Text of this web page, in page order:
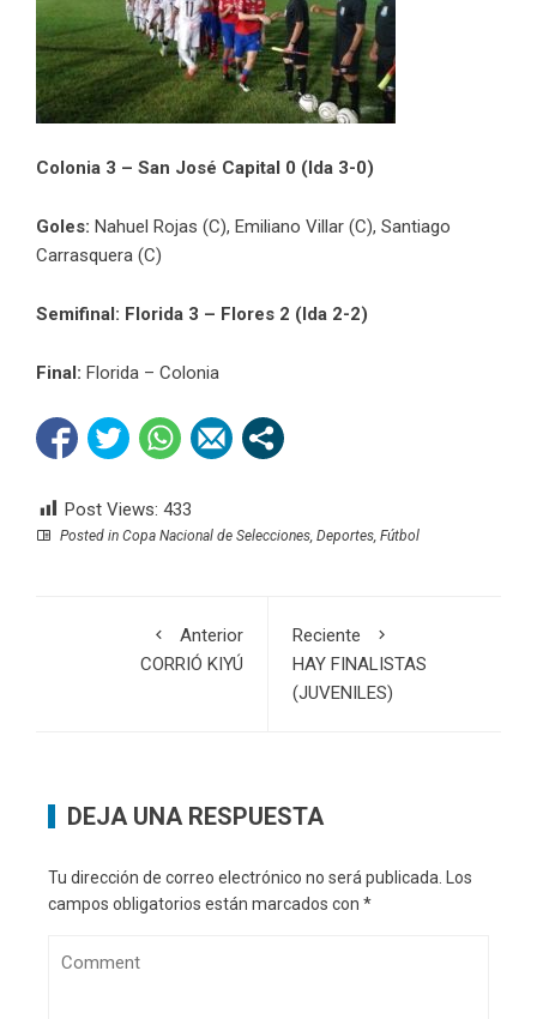
Colonia 3 – San José Capital 0 (Ida 3-0)
Goles: Nahuel Rojas (C), Emiliano Villar (C), Santiago
Carrasquera (C)
Semifinal: Florida 3 – Flores 2 (Ida 2-2)
Final: Florida – Colonia
Post Views: 433
Posted in Copa Nacional de Selecciones Deportes Fútbol
Anterior
CORRIÓ KIYÚ
Reciente
HAY FINALISTAS
(JUVENILES)
DEJA UNA RESPUESTA
Tu dirección de correo electrónico no será publicada. Los
campos obligatorios están marcados con *